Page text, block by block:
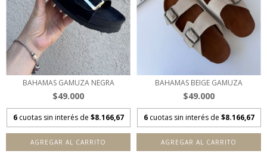
BAHAMAS GAMUZA NEGRA
$49.000
6 cuotas sin interés de $8.166,67
AGREGAR AL CARRITO
BAHAMAS BEIGE GAMUZA
$49.000
6 cuotas sin interés de $8.166,67
AGREGAR AL CARRITO